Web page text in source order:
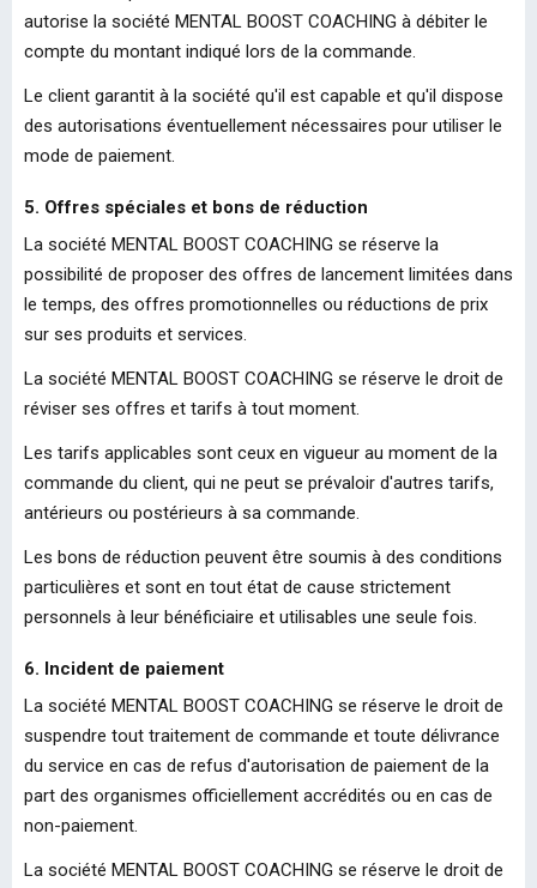
autorise la société MENTAL BOOST COACHING à débiter le
compte du montant indiqué lors de la commande.
Le client garantit à la société qu'il est capable et qu'il dispose
des autorisations éventuellement nécessaires pour utiliser le
mode de paiement.
5. Offres spéciales et bons de réduction
La société MENTAL BOOST COACHING se réserve la
possibilité de proposer des offres de lancement limitées dans
le temps, des offres promotionnelles ou réductions de prix
sur ses produits et services.
La société MENTAL BOOST COACHING se réserve le droit de
réviser ses offres et tarifs à tout moment.
Les tarifs applicables sont ceux en vigueur au moment de la
commande du client, qui ne peut se prévaloir d'autres tarifs,
antérieurs ou postérieurs à sa commande.
Les bons de réduction peuvent être soumis à des conditions
particulières et sont en tout état de cause strictement
personnels à leur bénéficiaire et utilisables une seule fois.
6. Incident de paiement
La société MENTAL BOOST COACHING se réserve le droit de
suspendre tout traitement de commande et toute délivrance
du service en cas de refus d'autorisation de paiement de la
part des organismes officiellement accrédités ou en cas de
non-paiement.
La société MENTAL BOOST COACHING se réserve le droit de